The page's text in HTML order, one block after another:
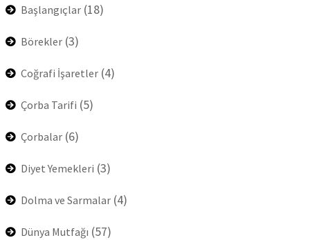
Başlangıçlar (18)
Börekler (3)
Coğrafi İşaretler (4)
Çorba Tarifi (5)
Çorbalar (6)
Diyet Yemekleri (3)
Dolma ve Sarmalar (4)
Dünya Mutfağı (57)